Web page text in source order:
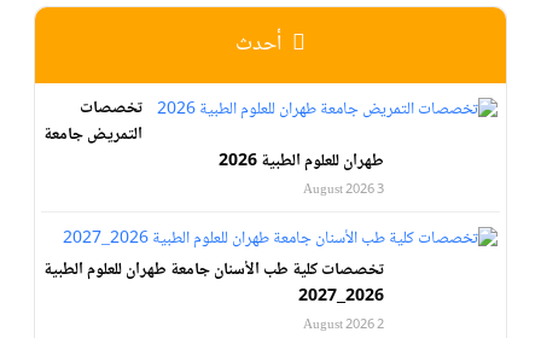
أحدث
تخصصات
التمريض جامعة
طهران للعلوم الطبية 2026
3 August 2026
تخصصات كلية طب الأسنان جامعة طهران للعلوم الطبية
2026_2027
2 August 2026